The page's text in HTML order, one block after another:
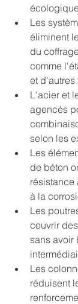
Les
éliminent
du
comme
et d'autres
L'acier et
agencés
selon les
Les
de béton
résistance
à la
Les
couvrir
sans avoir
Les
réduisent